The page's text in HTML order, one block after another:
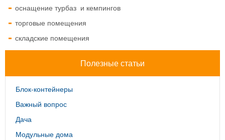
оснащение турбаз и кемпингов
торговые помещения
складские помещения
Полезные статьи
Блок-контейнеры
Важный вопрос
Дача
Модульные дома